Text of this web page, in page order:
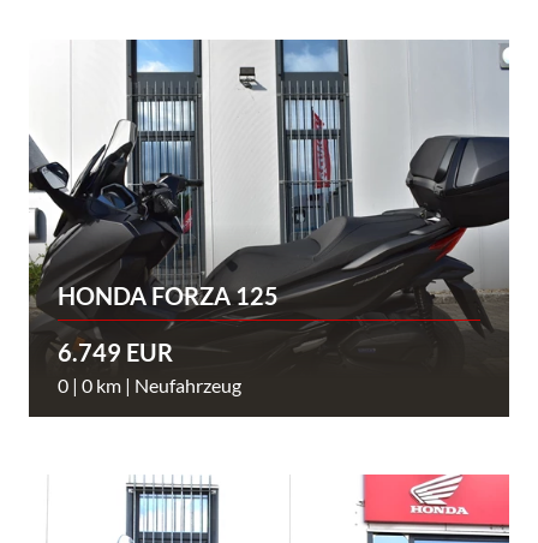
HONDA FORZA 125
6.749 EUR
0 | 0 km | Neufahrzeug